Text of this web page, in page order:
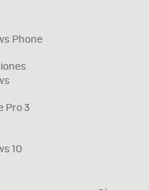
Phone
Pro 3
10